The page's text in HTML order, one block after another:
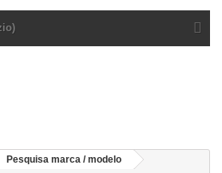
Pesquisa marca / modelo